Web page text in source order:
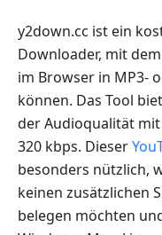
y2down.cc ist ein
Downloader, mit
im Browser in MP3-
können. Das Tool
der Audioqualität
320 kbps. Dieser
besonders nützlich,
keinen zusätzlichen
belegen möchten